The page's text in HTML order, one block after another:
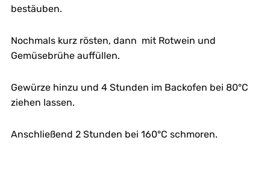
bestäuben.
Nochmals kurz rösten, dann mit Rotwein und
Gemüsebrühe auffüllen.
Gewürze hinzu und 4 Stunden im Backofen bei 80°C
ziehen lassen.
Anschließend 2 Stunden bei 160°C schmoren.